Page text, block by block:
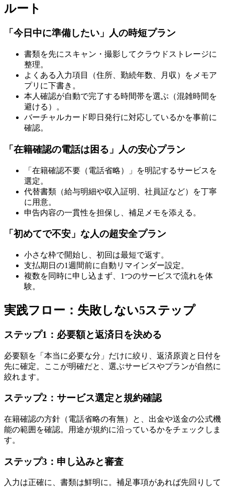
ルート
「今日中に準備したい」人の時短プラン
書類を先にスキャン・撮影してクラウドストレージに
整理。
よくある入力項目（住所、勤続年数、月収）をメモア
プリに下書き。
本人確認が自動で完了する時間帯を選ぶ（混雑時間を
避ける）。
バーチャルカード即日発行に対応しているかを事前に
確認。
「在籍確認の電話は困る」人の安心プラン
「在籍確認不要（電話省略）」を明記するサービスを
選定。
代替書類（給与明細や収入証明、社員証など）を丁寧
に用意。
申告内容の一貫性を担保し、補足メモを添える。
「初めてで不安」な人の超安全プラン
小さな枠で開始し、初回は最短で返す。
支払期日の1週間前に自動リマインダー設定。
複数を同時に申し込まず、1つのサービスで流れを体
験。
実践フロー：失敗しない5ステップ
ステップ1：必要額と返済日を決める
必要額を「本当に必要な分」だけに絞り、返済原資と日付を
先に確定。ここが明確だと、選ぶサービスやプランが自然に
絞れます。
ステップ2：サービス選定と規約確認
在籍確認の方針（電話省略の有無）と、出金や送金の公式機
能の範囲を確認。用途が規約に沿っているかをチェックしま
す。
ステップ3：申し込みと審査
入力は正確に、書類は鮮明に。補足事項があれば先回りして